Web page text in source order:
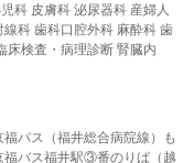
科 皮膚科 泌尿器科 産婦人
科 歯科口腔外科 麻酔科 歯
床検査・病理診断 腎臓内
バス（福井総合病院線）も
福バス福井駅③番のりば（越